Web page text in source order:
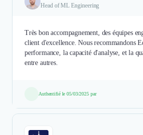
Head of ML Engineering
Très bon accompagnement, des équipes
client d'excellence. Nous recommandons
performance, la capacité d'analyse, et la
entre autres.
Authentifié le 05/03/2025 par